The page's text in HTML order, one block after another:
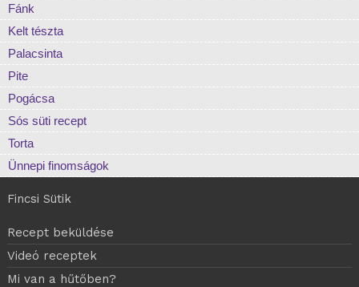
Fánk
Kelt tészta
Palacsinta
Pite
Pogácsa
Sós süti recept
Torta
Ünnepi finomságok
Fincsi Sütik
Recept beküldése
Videó receptek
Mi van a hűtőben?